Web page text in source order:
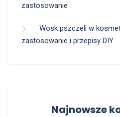
zastosowanie
Wosk pszczeli w
zastosowanie i przepisy DIY
Najnowsze